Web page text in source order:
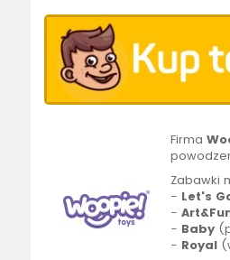
Firma
Zabawki
- Let's
-
- Baby
- Royal